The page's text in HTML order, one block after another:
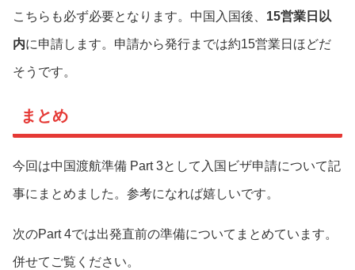
こちらも必ず必要となります。中国入国後、 15営業日以
内に申請します。申請から発行までは約15営業日ほどだ
そうです。
まとめ
今回は中国渡航準備 Part 3として入国ビザ申請について記
事にまとめました。参考になれば嬉しいです。
次のPart 4では出発直前の準備についてまとめています。
併せてご覧ください。